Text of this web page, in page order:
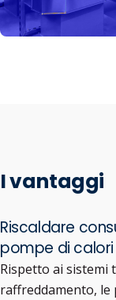
I vantaggi
Riscaldare
pompe di calori
Rispetto ai sistemi
raffreddamento, le